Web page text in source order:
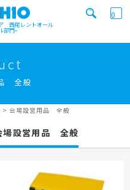
西尾レントオール
部門
0
ース/ブログ
全般
> 会場設営用品 全般
場設営用品 全般